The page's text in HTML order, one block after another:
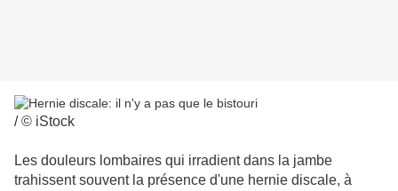
/© iStock
Les douleurs lombaires qui irradient dans la jambe
trahissent souvent la présence d'une hernie discale, à